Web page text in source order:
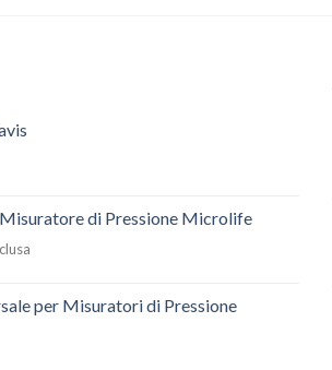
di Pressione Microlife
per Misuratori di Pressione